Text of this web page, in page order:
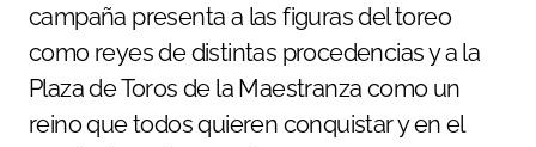
campaña presenta a las figuras del toreo
como reyes de distintas procedencias y a la
Plaza de Toros de la Maestranza como un
reino que todos quieren conquistar y en el